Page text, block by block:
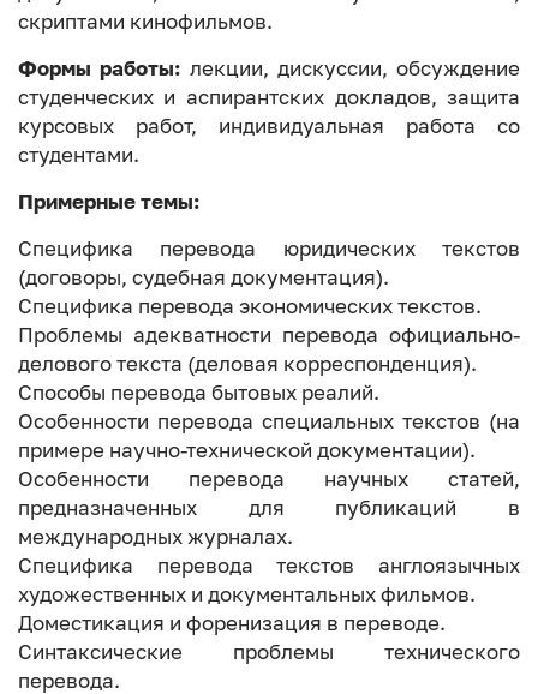
скриптами кинофильмов.
Формы работы: лекции, дискуссии, обсуждение
студенческих и аспирантских докладов, защита
курсовых работ, индивидуальная работа со
студентами.
Примерные темы:
Специфика перевода юридических текстов
(договоры, судебная документация).
Специфика перевода экономических текстов.
Проблемы адекватности перевода официально-
делового текста (деловая корреспонденция).
Способы перевода бытовых реалий.
Особенности перевода специальных текстов (на
примере научно-технической документации).
Особенности перевода научных статей,
предназначенных для публикаций в
международных журналах.
Специфика перевода текстов англоязычных
художественных и документальных фильмов.
Доместикация и форенизация в переводе.
Синтаксические проблемы технического
перевода.